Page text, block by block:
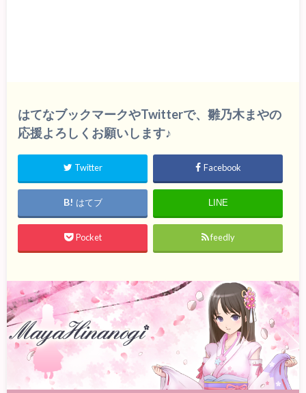
はてなブックマークやTwitterで、雛乃木まやの
応援よろしくお願いします♪
Twitter Facebook
はてブ LINE
Pocket feedly